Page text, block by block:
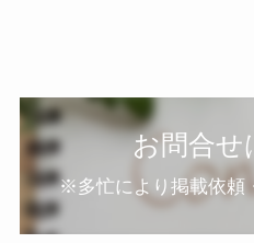
お問合せ
※多忙により掲載依頼